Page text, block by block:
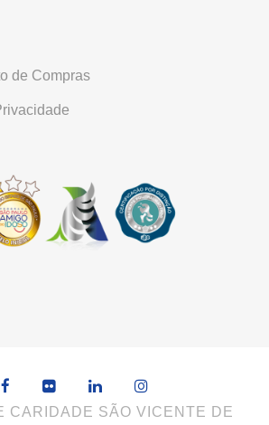
de Compras
CARIDADE SÃO VICENTE DE